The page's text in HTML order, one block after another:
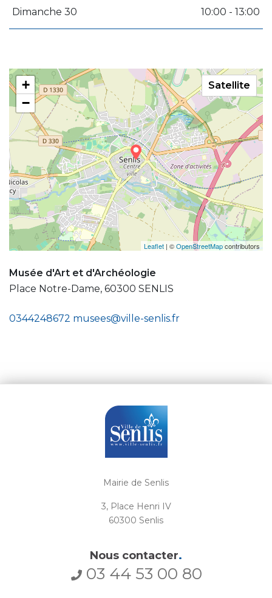
Dimanche 30
10:00 - 13:00
+
−
Leaflet | ©OpenStreetMapcontributors
Satellite
Musée d'Art et d'Archéologie
Place Notre-Dame, 60300 SENLIS
0344248672 musees@ville-senlis.fr
Mairie de Senlis
3, Place Henri IV
60300 Senlis
Nous contacter.
03 44 53 00 80